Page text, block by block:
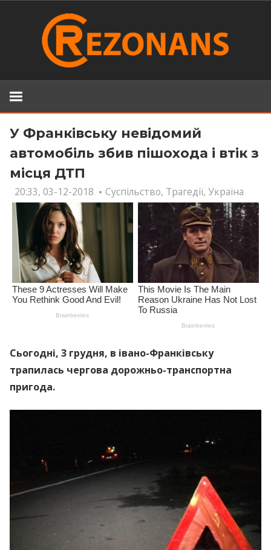
У Франківську невідомий
автомобіль збив пішохода і втік з
місця ДТП
20:33, 03-12-2018 Суспільство, Трагедії,Україна
Сьогодні, 3 грудня, в івано-Франківську
трапилась чергова дорожньо-транспортна
пригода.